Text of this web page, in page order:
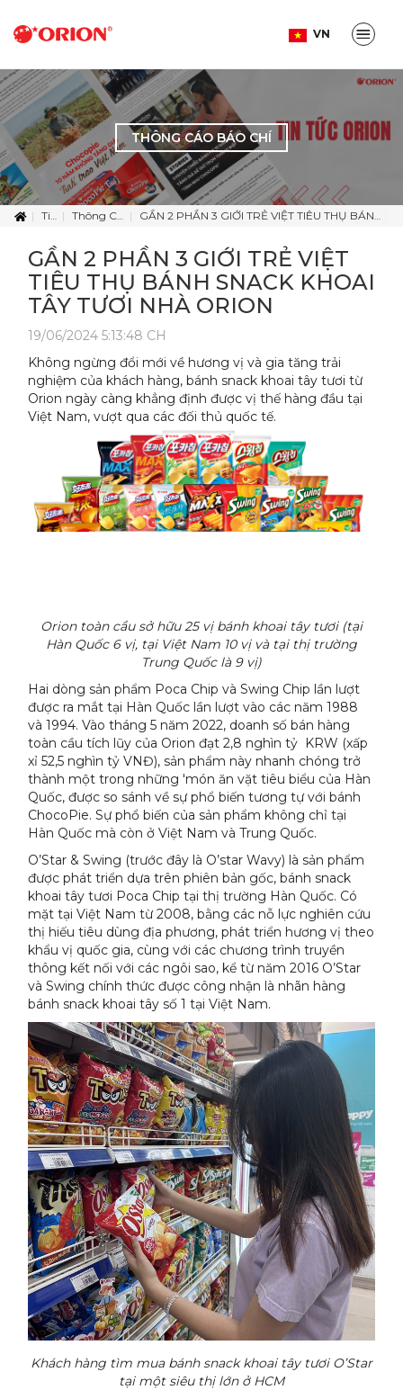
VN
THÔNG CÁO BÁO CHÍ
Tin Tức Thông Cáo Báo Chí GẦN 2 PHẦN 3 GIỚI TRẺ VIỆT TIÊU THỤ BÁNH SNACK KHOAI TÂY TƯƠI NHÀ ORION
GẦN 2 PHẦN 3 GIỚI TRẺ VIỆT
TIÊU THỤ BÁNH SNACK KHOAI
TÂY TƯƠI NHÀ ORION
19/06/2024 5:13:48 CH
Không ngừng đổi mới về hương vị và gia tăng trải
nghiệm của khách hàng, bánh snack khoai tây tươi từ
Orion ngày càng khẳng định được vị thế hàng đầu tại
Việt Nam, vượt qua các đối thủ quốc tế.
Orion toàn cầu sở hữu 25 vị bánh khoai tây tươi (tại
Hàn Quốc 6 vị, tại Việt Nam 10 vị và tại thị trường
Trung Quốc là 9 vị)
Hai dòng sản phẩm Poca Chip và Swing Chip lần lượt
được ra mắt tại Hàn Quốc lần lượt vào các năm 1988
và 1994. Vào tháng 5 năm 2022, doanh số bán hàng
toàn cầu tích lũy của Orion đạt 2,8 nghìn tỷ KRW (xấp
xỉ 52,5 nghìn tỷ VNĐ), sản phẩm này nhanh chóng trở
thành một trong những 'món ăn vặt tiêu biểu của Hàn
Quốc, được so sánh về sự phổ biến tương tự với bánh
ChocoPie. Sự phổ biến của sản phẩm không chỉ tại
Hàn Quốc mà còn ở Việt Nam và Trung Quốc.
O’Star & Swing (trước đây là O’star Wavy) là sản phẩm
được phát triển dựa trên phiên bản gốc, bánh snack
khoai tây tươi Poca Chip tại thị trường Hàn Quốc. Có
mặt tại Việt Nam từ 2008, bằng các nỗ lực nghiên cứu
thị hiếu tiêu dùng địa phương, phát triển hương vị theo
khẩu vị quốc gia, cùng với các chương trình truyền
thông kết nối với các ngôi sao, kể từ năm 2016 O’Star
và Swing chính thức được công nhận là nhãn hàng
bánh snack khoai tây số 1 tại Việt Nam.
Khách hàng tìm mua bánh snack khoai tây tươi O’Star
tại một siêu thị lớn ở HCM